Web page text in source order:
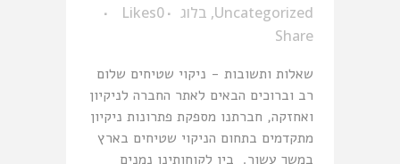
Uncategorized
, בלוג 0
Likes
Share
שאלות ותשובות - ניקוי שטיחים שלום
רב וברוכים הבאים לאתר החברה לניקיון
ואחזקה, חברתנו מספקת פתרונות ניקיון
מתקדמים בתחום הניקוי שטיחים בארץ
במשך עשור. בין לקוחותינו נמנים